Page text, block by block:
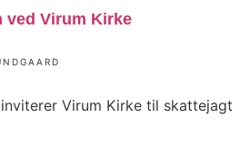
ved Virum Kirke
Virum Kirke til skattejagt